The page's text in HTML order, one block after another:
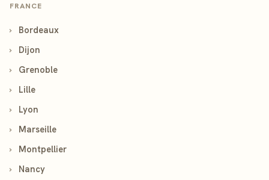
FRANCE
›
Bordeaux
›
Dijon
›
Grenoble
›
Lille
›
Lyon
›
Marseille
›
Montpellier
›
Nancy